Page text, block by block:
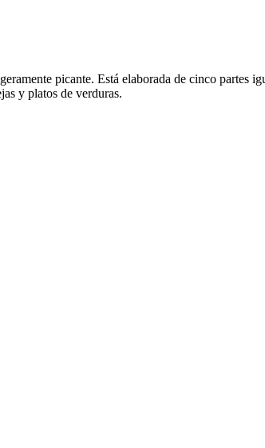
picante. Está elaborada de cinco
y platos de verduras.